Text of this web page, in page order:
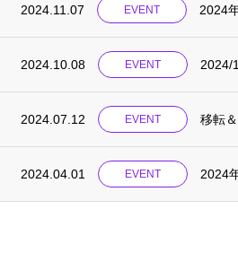
2024.11.07 EVENT 2024
2024.10.08 EVENT 2024/
2024.07.12 EVENT 移転
2024.04.01 EVENT 2024